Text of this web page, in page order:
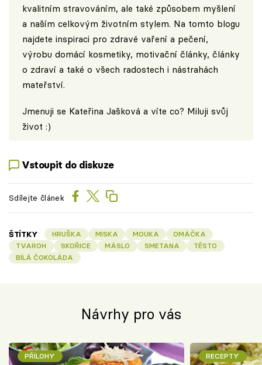
kvalitním stravováním, ale také způsobem myšlení
a naším celkovým životním stylem. Na tomto blogu
najdete inspiraci pro zdravé vaření a pečení,
výrobu domácí kosmetiky, motivační články, články
o zdraví a také o všech radostech i nástrahách
mateřství.
Jmenuji se Kateřina Jašková a víte co? Miluji svůj
život :)
Vstoupit do diskuze
Sdílejte článek
ŠTÍTKY HRUŠKA MISKA MOUKA
OMÁČKA
TVAROH
SKOŘICE MÁSLO SMETANA
TĚSTO
BÍLÁ ČOKOLÁDA
Návrhy pro vás
PŘÍLOHY RECEPTY